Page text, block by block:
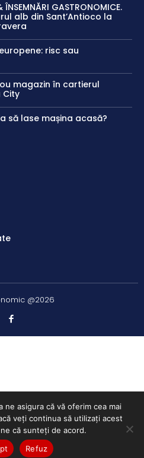
ÎNSEMNĂRI GASTRONOMICE.
alb din Sant’Antioco la
risc sau
magazin în cartierul
City
să lase mașina acasă?
@2026
ne asigura că vă oferim cea mai
veți continua să utilizați acest
că sunteți de acord.
Refuz